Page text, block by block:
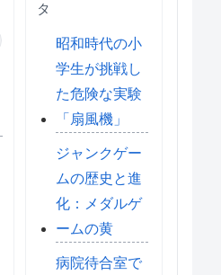
タ
昭和時代の小
学生が挑戦し
た危険な実験
「扇風機」
ジャンクゲー
ムの歴史と進
化：メダルゲ
ームの黄
病院待合室で